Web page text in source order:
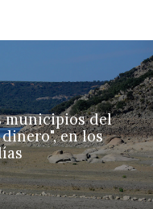
municipios del
en los